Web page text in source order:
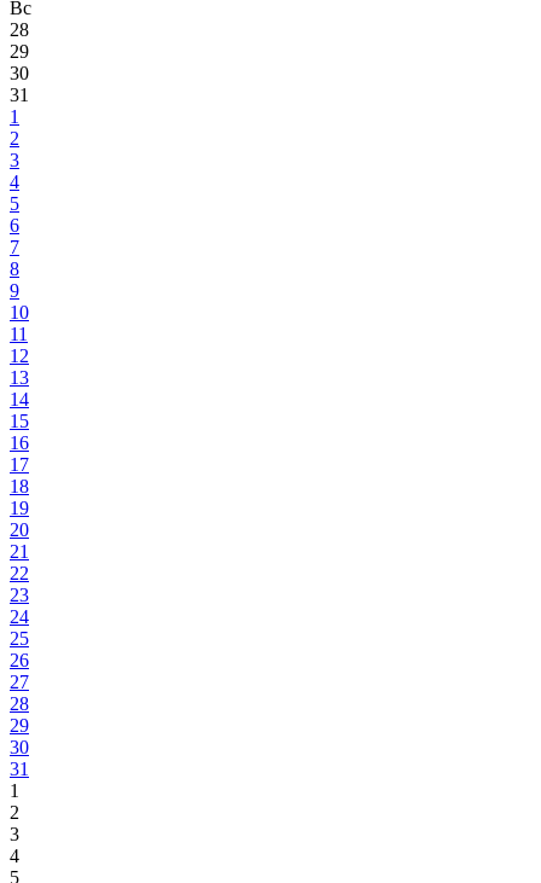
Вс
28
29
30
31
1
2
3
4
5
6
7
8
9
10
11
12
13
14
15
16
17
18
19
20
21
22
23
24
25
26
27
28
29
30
31
1
2
3
4
5